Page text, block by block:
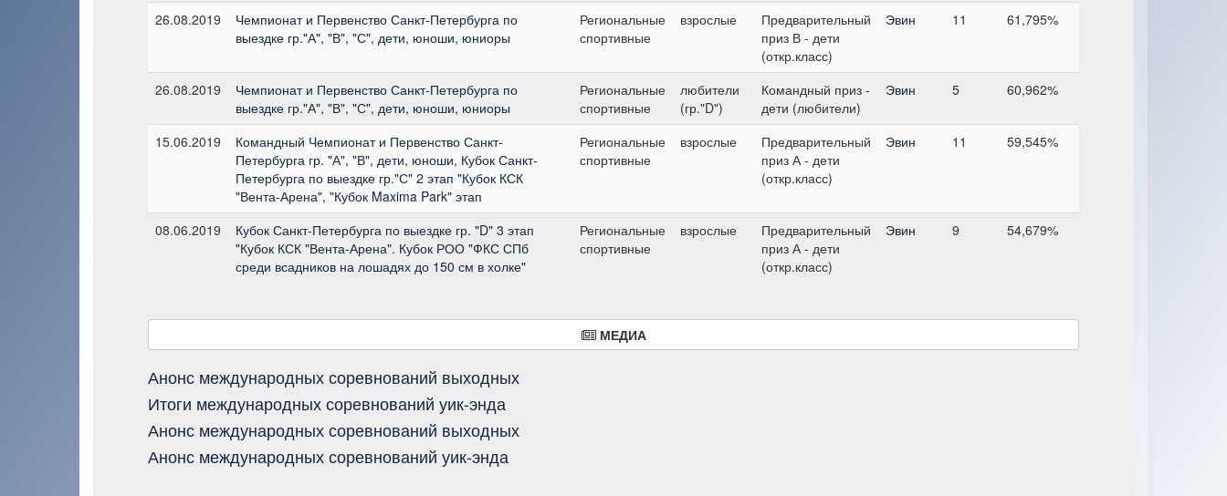
26.08.2019
Чемпионат и Первенство Санкт-Петербурга по
выездке гр."А", "В", "С", дети, юноши, юниоры
Региональные
спортивные
взрослые
Предварительный
приз В - дети
(откр.класс)
Эвин 11 61,795%
26.08.2019
Чемпионат и Первенство Санкт-Петербурга по
выездке гр."А", "В", "С", дети, юноши, юниоры
Региональные
спортивные
любители
(гр."D")
Командный приз -
дети (любители)
Эвин 5 60,962%
15.06.2019
Командный Чемпионат и Первенство Санкт-
Петербурга гр. "А", "В", дети, юноши, Кубок Санкт-
Петербурга по выездке гр."С" 2 этап "Кубок КСК
"Вента-Арена", "Кубок Maxima Park" этап
Региональные
спортивные
взрослые
Предварительный
приз А - дети
(откр.класс)
Эвин 11 59,545%
08.06.2019
Кубок Санкт-Петербурга по выездке гр. "D" 3 этап
"Кубок КСК "Вента-Арена". Кубок РОО "ФКС СПб
среди всадников на лошадях до 150 см в холке"
Региональные
спортивные
взрослые
Предварительный
приз А - дети
(откр.класс)
Эвин 9 54,679%
МЕДИА
Анонс международных соревнований выходных
Итоги международных соревнований уик-энда
Анонс международных соревнований выходных
Анонс международных соревнований уик-энда